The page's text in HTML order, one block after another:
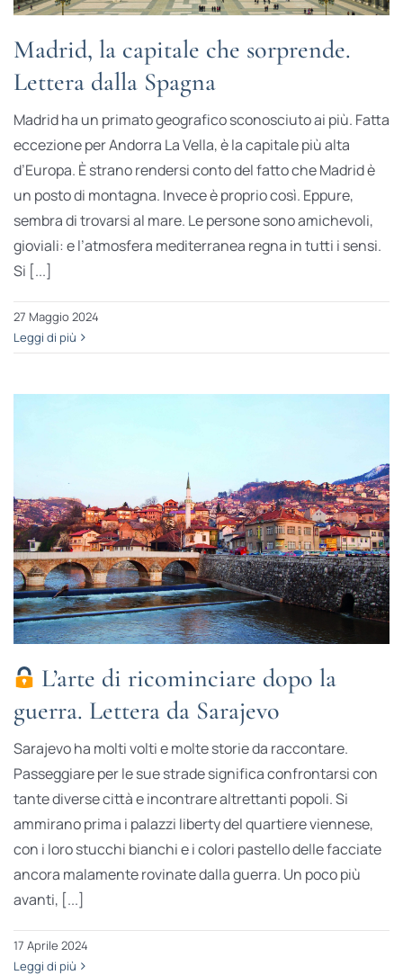
Madrid, la capitale che sorprende.
Lettera dalla Spagna
Madrid ha un primato geografico sconosciuto ai più. Fatta
eccezione per Andorra La Vella, è la capitale più alta
d’Europa. È strano rendersi conto del fatto che Madrid è
un posto di montagna. Invece è proprio così. Eppure,
sembra di trovarsi al mare. Le persone sono amichevoli,
gioviali: e l’atmosfera mediterranea regna in tutti i sensi.
Si [...]
27 Maggio 2024
Leggi di più
L’arte di ricominciare dopo la
guerra. Lettera da Sarajevo
Sarajevo ha molti volti e molte storie da raccontare.
Passeggiare per le sue strade significa confrontarsi con
tante diverse città e incontrare altrettanti popoli. Si
ammirano prima i palazzi liberty del quartiere viennese,
con i loro stucchi bianchi e i colori pastello delle facciate
ancora malamente rovinate dalla guerra. Un poco più
avanti, [...]
17 Aprile 2024
Leggi di più